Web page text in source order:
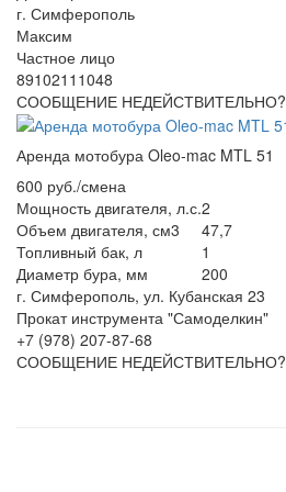
г. Симферополь
Максим
Частное лицо
89102111048
СООБЩЕНИЕ НЕДЕЙСТВИТЕЛЬНО?
Аренда мотобура Oleo-mac MTL 51
600 руб./смена
Мощность двигателя, л.с.2
Объем двигателя, см3
47,7
Топливный бак, л
1
Диаметр бура, мм
200
г. Симферополь, ул. Кубанская 23
Прокат инструмента "Самоделкин"
+7 (978) 207-87-68
СООБЩЕНИЕ НЕДЕЙСТВИТЕЛЬНО?